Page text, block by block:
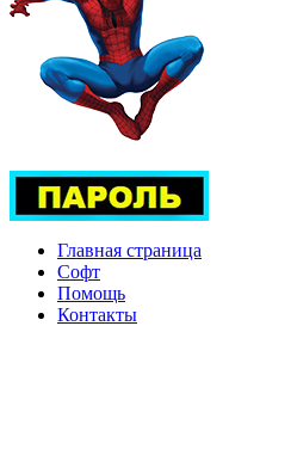
Главная страница
Софт
Помощь
Контакты